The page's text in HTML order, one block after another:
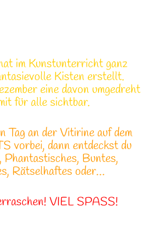
im Kunstunterricht ganz
Kisten erstellt.
eine davon umgedreht
für alle sichtbar.
Tag an der Vitirine auf dem
vorbei, dann entdeckst du
Phantastisches, Buntes,
Rätselhaftes oder…
VIEL SPASS!